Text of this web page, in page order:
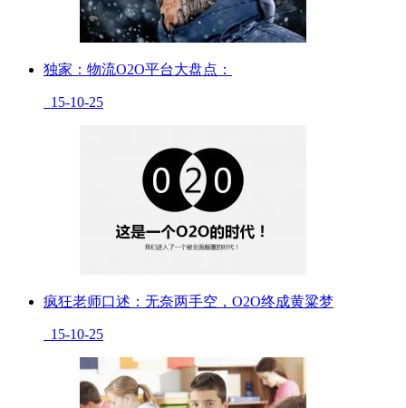
独家：物流O2O平台大盘点：
15-10-25
疯狂老师口述：无奈两手空，O2O终成黄粱梦
15-10-25